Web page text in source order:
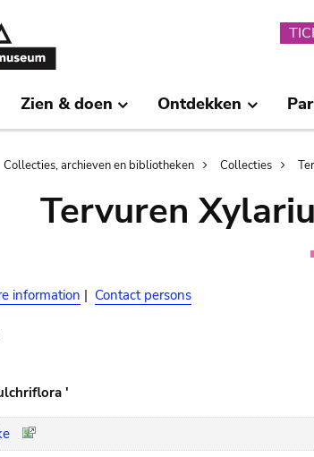
Zien & doen Ontdekken
Collecties, archieven en bibliotheken Collecties
Tervuren
information | Contact persons
'